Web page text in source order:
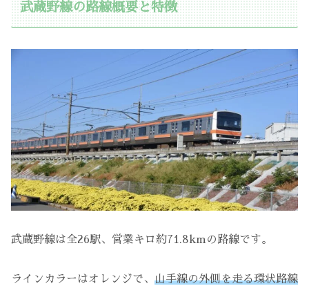
武蔵野線の路線概要と特徴
武蔵野線は全26駅、営業キロ約71.8kmの路線です。
ラインカラーはオレンジで、 山手線の外側を走る環状路線